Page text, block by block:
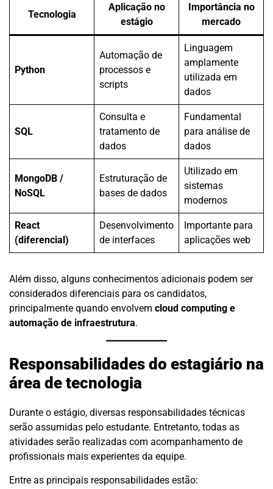
Tecnologia
Aplicação no
estágio
Importância no
mercado
Python
Automação de
processos e
scripts
Linguagem
amplamente
utilizada em
dados
SQL
Consulta e
tratamento de
dados
Fundamental
para análise de
dados
MongoDB /
NoSQL
Estruturação de
bases de dados
Utilizado em
sistemas
modernos
React
(diferencial)
Desenvolvimento
de interfaces
Importante para
aplicações web
Além disso, alguns conhecimentos adicionais podem ser
considerados diferenciais para os candidatos,
principalmente quando envolvem cloud computing e
automação de infraestrutura.
Responsabilidades do estagiário na
área de tecnologia
Durante o estágio, diversas responsabilidades técnicas
serão assumidas pelo estudante. Entretanto, todas as
atividades serão realizadas com acompanhamento de
profissionais mais experientes da equipe.
Entre as principais responsabilidades estão: